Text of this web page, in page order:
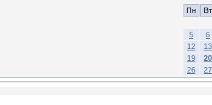
Пн
Вт
5
6
12
13
19
20
26
27